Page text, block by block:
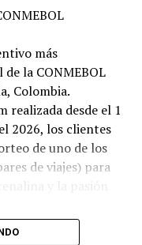
más
la CONMEBOL
Colombia.
realizada desde el 1
2026, los clientes
de uno de los
de viajes) para